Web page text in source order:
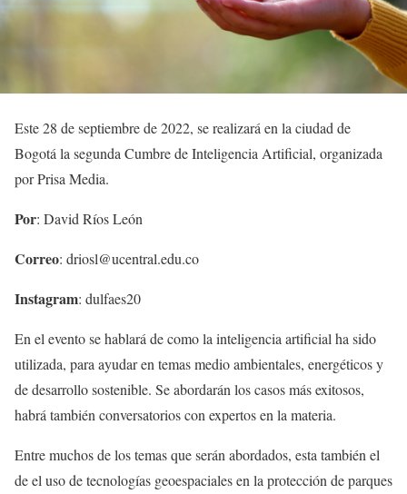
Este 28 de septiembre de 2022, se realizará en la ciudad de
Bogotá la segunda Cumbre de Inteligencia Artificial, organizada
por Prisa Media.
Por: David Ríos León
Correo: driosl@ucentral.edu.co
Instagram: dulfaes20
En el evento se hablará de como la inteligencia artificial ha sido
utilizada, para ayudar en temas medio ambientales, energéticos y
de desarrollo sostenible. Se abordarán los casos más exitosos,
habrá también conversatorios con expertos en la materia.
Entre muchos de los temas que serán abordados, esta también el
de el uso de tecnologías geoespaciales en la protección de parques